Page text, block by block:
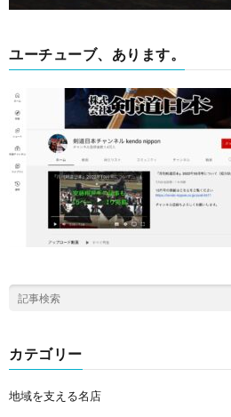
ユーチューブ、あります。
カテゴリー
地域を支える名店